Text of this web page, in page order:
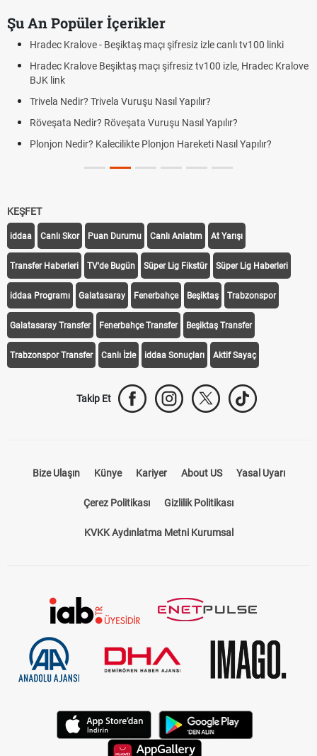
Şu An Popüler İçerikler
Hradec Kralove - Beşiktaş maçı şifresiz izle canlı tv100 linki
Hradec Kralove Beşiktaş maçı şifresiz tv100 izle, Hradec Kralove
BJK link
Trivela Nedir? Trivela Vuruşu Nasıl Yapılır?
Röveşata Nedir? Röveşata Vuruşu Nasıl Yapılır?
Plonjon Nedir? Kalecilikte Plonjon Hareketi Nasıl Yapılır?
KEŞFET
iddaa Canlı Skor Puan Durumu Canlı Anlatım At Yarışı
Transfer Haberleri TV'de Bugün Süper Lig Fikstür Süper Lig Haberleri
iddaa Programı Galatasaray Fenerbahçe Beşiktaş Trabzonspor
Galatasaray Transfer Fenerbahçe Transfer Beşiktaş Transfer
Trabzonspor Transfer Canlı İzle iddaa Sonuçları Aktif Sayaç
Takip Et
Bize Ulaşın Künye Kariyer About US Yasal Uyarı
Çerez Politikası Gizlilik Politikası
KVKK Aydınlatma Metni Kurumsal